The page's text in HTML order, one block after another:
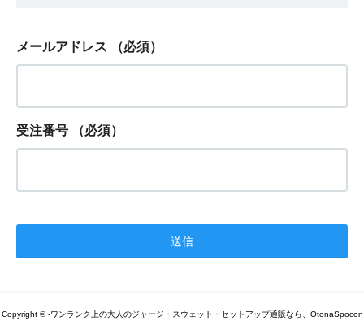
メールアドレス （必須）
受注番号 （必須）
Copyright © -ワンランク上の大人のジャージ・スウェット・セットアップ通販なら、OtonaSpocon